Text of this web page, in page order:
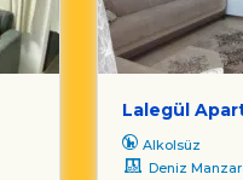
Lalegül
Alkolsüz
Deniz